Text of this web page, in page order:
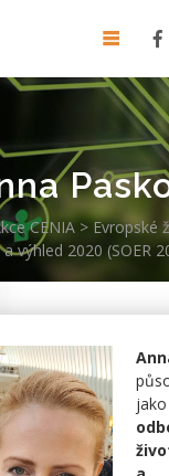
CENIA >Evropské
a výhled 2020 (SOER